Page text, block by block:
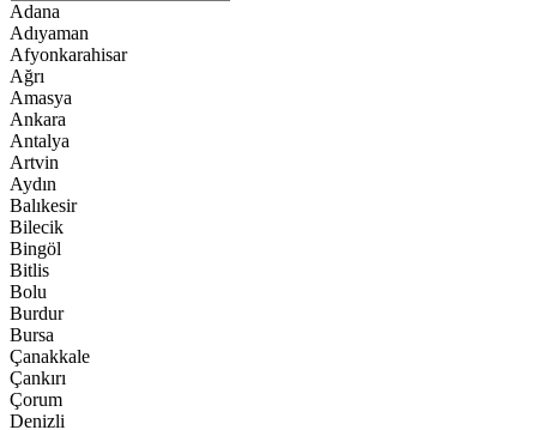
Adana
Adıyaman
Afyonkarahisar
Ağrı
Amasya
Ankara
Antalya
Artvin
Aydın
Balıkesir
Bilecik
Bingöl
Bitlis
Bolu
Burdur
Bursa
Çanakkale
Çankırı
Çorum
Denizli